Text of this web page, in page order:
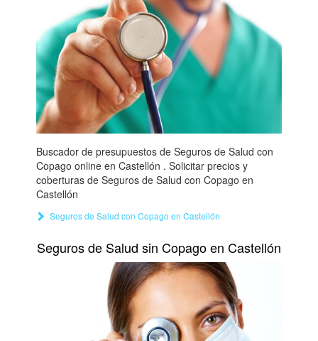
Buscador de presupuestos de Seguros de Salud con
Copago online en Castellón . Solicitar precios y
coberturas de Seguros de Salud con Copago en
Castellón
Seguros de Salud con Copago en Castellón
Seguros de Salud sin Copago en Castellón